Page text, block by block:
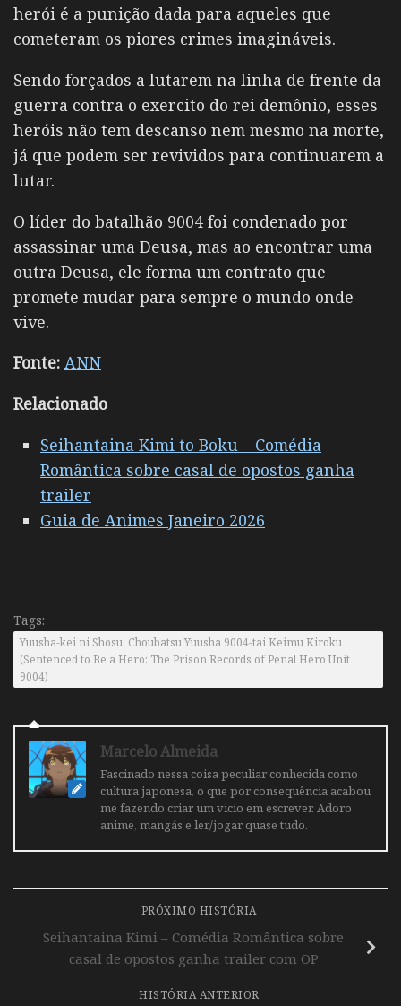
herói é a punição dada para aqueles que
cometeram os piores crimes imagináveis.
Sendo forçados a lutarem na linha de frente da
guerra contra o exercito do rei demônio, esses
heróis não tem descanso nem mesmo na morte,
já que podem ser revividos para continuarem a
lutar.
O líder do batalhão 9004 foi condenado por
assassinar uma Deusa, mas ao encontrar uma
outra Deusa, ele forma um contrato que
promete mudar para sempre o mundo onde
vive.
Fonte: ANN
Relacionado
Seihantaina Kimi to Boku – Comédia
Romântica sobre casal de opostos ganha
trailer
Guia de Animes Janeiro 2026
Tags:
Yuusha-kei ni Shosu: Choubatsu Yuusha 9004-tai Keimu Kiroku
(Sentenced to Be a Hero: The Prison Records of Penal Hero Unit
9004)
Marcelo Almeida
Fascinado nessa coisa peculiar conhecida como
cultura japonesa, o que por consequência acabou
me fazendo criar um vicio em escrever. Adoro
anime, mangás e ler/jogar quase tudo.
PRÓXIMO HISTÓRIA
Seihantaina Kimi – Comédia Romântica sobre
casal de opostos ganha trailer com OP
HISTÓRIA ANTERIOR